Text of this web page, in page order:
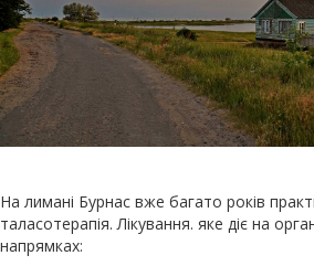
На лимані Бурнас вже багато років
таласотерапія. Лікування. яке діє на
напрямках: